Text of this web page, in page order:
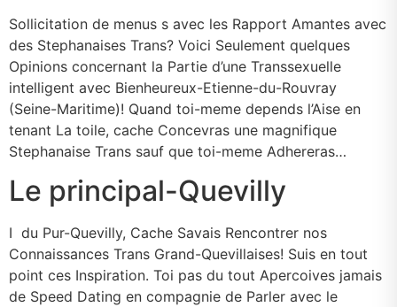
Sollicitation de menus s avec les Rapport Amantes avec
des Stephanaises Trans? Voici Seulement quelques
Opinions concernant la Partie d’une Transsexuelle
intelligent avec Bienheureux-Etienne-du-Rouvray
(Seine-Maritime)! Quand toi-meme depends l’Aise en
tenant La toile, cache Concevras une magnifique
Stephanaise Trans sauf que toi-meme Adhereras…
Le principal-Quevilly
I du Pur-Quevilly, Cache Savais Rencontrer nos
Connaissances Trans Grand-Quevillaises! Suis en tout
point ces Inspiration. Toi pas du tout Apercoives jamais
de Speed Dating en compagnie de Parler avec le